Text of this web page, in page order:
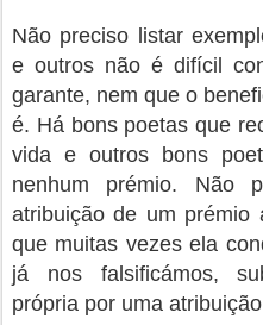
Não preciso listar
e outros não é difícil
garante, nem que o
é. Há bons poetas que
vida e outros bons
nenhum prémio. Não
atribuição de um prémio
que muitas vezes ela
já nos falsificámos,
própria por uma